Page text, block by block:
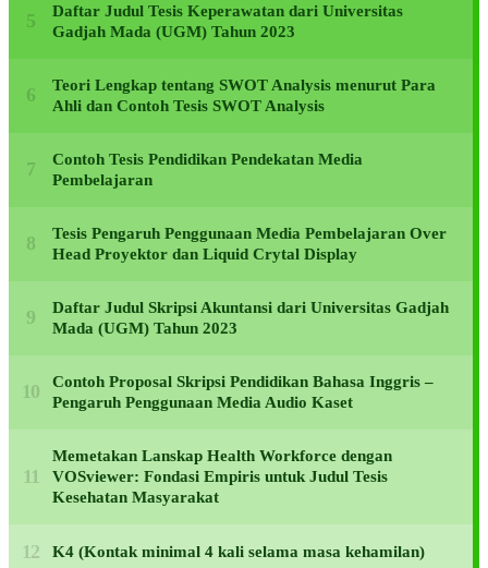
Daftar Judul Tesis Keperawatan dari Universitas
Gadjah Mada (UGM) Tahun 2023
Teori Lengkap tentang SWOT Analysis menurut Para
Ahli dan Contoh Tesis SWOT Analysis
Contoh Tesis Pendidikan Pendekatan Media
Pembelajaran
Tesis Pengaruh Penggunaan Media Pembelajaran Over
Head Proyektor dan Liquid Crytal Display
Daftar Judul Skripsi Akuntansi dari Universitas Gadjah
Mada (UGM) Tahun 2023
Contoh Proposal Skripsi Pendidikan Bahasa Inggris –
Pengaruh Penggunaan Media Audio Kaset
Memetakan Lanskap Health Workforce dengan
VOSviewer: Fondasi Empiris untuk Judul Tesis
Kesehatan Masyarakat
K4 (Kontak minimal 4 kali selama masa kehamilan)